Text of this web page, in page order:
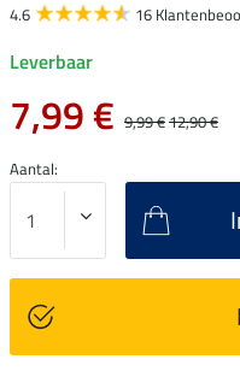
4.6 16
Leverbaar
7,99 € 9,99 €12,90 €
Aantal: